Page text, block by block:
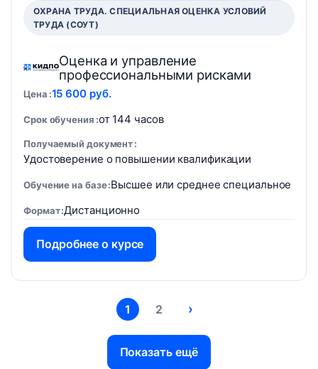
ОХРАНА ТРУДА. СПЕЦИАЛЬНАЯ ОЦЕНКА УСЛОВИЙ
ТРУДА (СОУТ)
Оценка и управление
профессиональными рисками
Цена 15 600 руб.
Срок обучения от 144 часов
Получаемый документ
Удостоверение о повышении квалификации
Обучение на базе Высшее или среднее специальное
Формат Дистанционно
Подробнее о курсе
1 2 ›
Показать ещё